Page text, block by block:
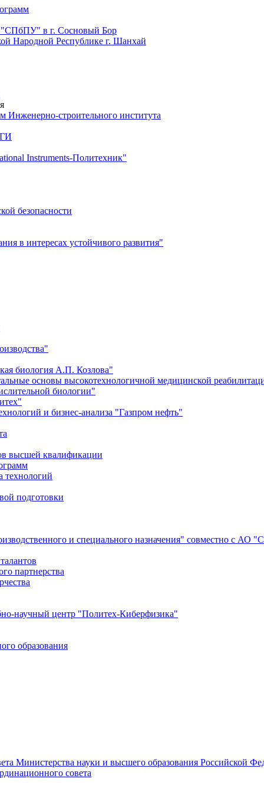
"СПбПУ" в г. Сосновый Бор
Народной Республике г. Шанхай
строительного института
Instruments-Политехник"
безопасности
в интересах устойчивого развития"
биология А.П. Козлова"
основы высокотехнологичной медицинской
биологии"
и бизнес-анализа "Газпром нефть"
высшей квалификации
технологий
подготовки
и специального назначения" совместно с
партнерства
научный центр "Политех-Киберфизика"
образования
Министерства науки и высшего образования Российской
совета